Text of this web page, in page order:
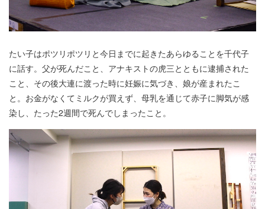
たい子はポツリポツリと今日までに起きたあらゆることを千代子
に話す。父が死んだこと、アナキストの虎三とともに逮捕された
こと、その後大連に渡った時に妊娠に気づき、娘が産まれたこ
と。お金がなくてミルクが買えず、母乳を通じて赤子に脚気が感
染し、たった2週間で死んでしまったこと。